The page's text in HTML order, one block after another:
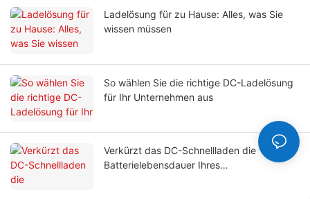
Ladelösung für zu Hause: Alles, was Sie
wissen müssen
So wählen Sie die richtige DC-Ladelösung
für Ihr Unternehmen aus
Verkürzt das DC-Schnellladen die
Batterielebensdauer Ihres